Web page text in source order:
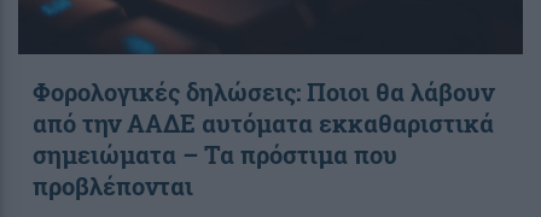
Φορολογικές δηλώσεις: Ποιοι θα λάβουν
από την ΑΑΔΕ αυτόματα εκκαθαριστικά
σημειώματα – Τα πρόστιμα που
προβλέπονται